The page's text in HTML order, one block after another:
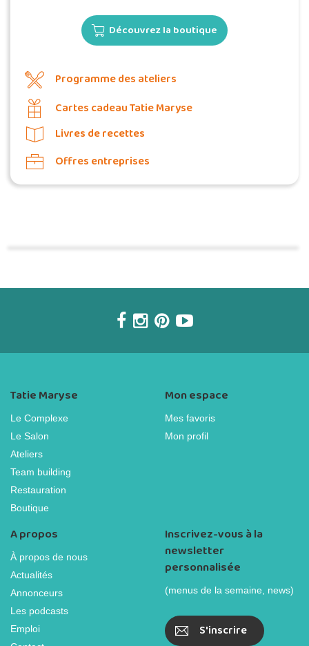
Découvrez la boutique
Programme des ateliers
Cartes cadeau Tatie Maryse
Livres de recettes
Offres entreprises
Tatie Maryse
Le Complexe
Le Salon
Ateliers
Team building
Restauration
Boutique
Mon espace
Mes favoris
Mon profil
A propos
À propos de nous
Actualités
Annonceurs
Les podcasts
Emploi
Inscrivez-vous à la
newsletter
personnalisée
(menus de la semaine, news)
S'inscrire